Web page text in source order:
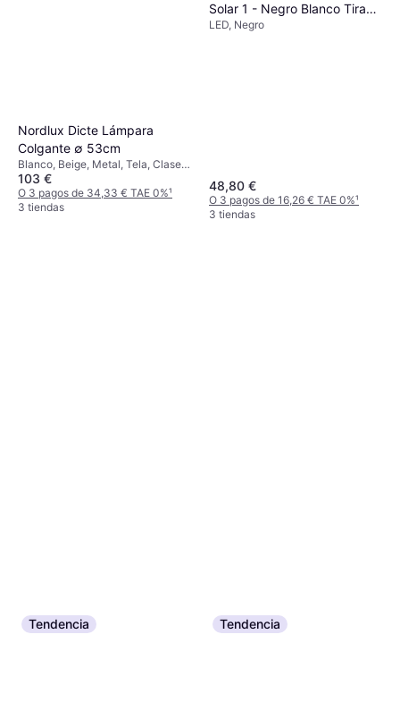
Nordlux Dicte Lámpara
Colgante ∅ 53cm
Blanco, Beige, Metal, Tela, Clase
IP: IP20, Casquillo de Lámpara:
E27
103 €
O 3 pagos de 34,33 € TAE 0%¹
3 tiendas
Solar 1 - Negro Blanco Tira
de luz
LED, Negro
48,80 €
O 3 pagos de 16,26 € TAE 0%¹
3 tiendas
Tendencia Tendencia